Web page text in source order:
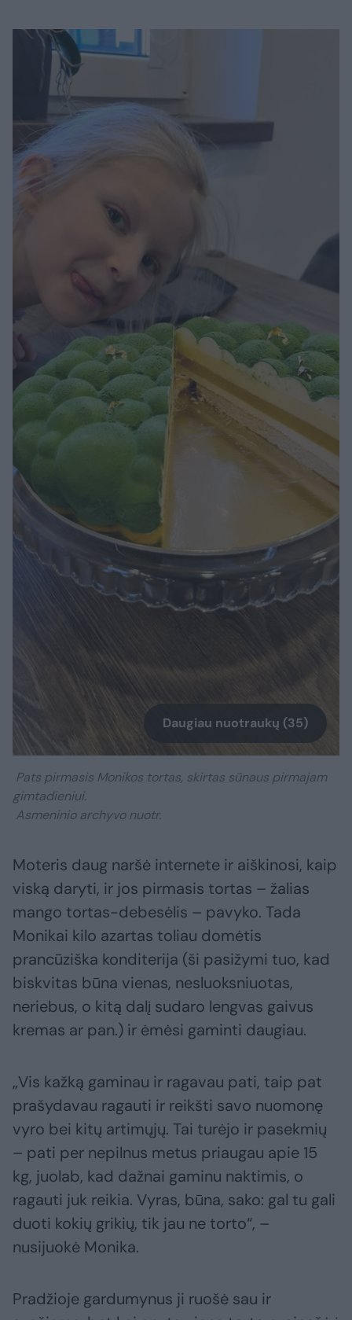
Daugiau nuotraukų (35)
Pats pirmasis Monikos tortas, skirtas sūnaus pirmajam
gimtadieniui.
Asmeninio archyvo nuotr.
Moteris daug naršė internete ir aiškinosi, kaip
viską daryti, ir jos pirmasis tortas – žalias
mango tortas-debesėlis – pavyko. Tada
Monikai kilo azartas toliau domėtis
prancūziška konditerija (ši pasižymi tuo, kad
biskvitas būna vienas, nesluoksniuotas,
neriebus, o kitą dalį sudaro lengvas gaivus
kremas ar pan.) ir ėmėsi gaminti daugiau.
„Vis kažką gaminau ir ragavau pati, taip pat
prašydavau ragauti ir reikšti savo nuomonę
vyro bei kitų artimųjų. Tai turėjo ir pasekmių
– pati per nepilnus metus priaugau apie 15
kg, juolab, kad dažnai gaminu naktimis, o
ragauti juk reikia. Vyras, būna, sako: gal tu gali
duoti kokių grikių, tik jau ne torto“, –
nusijuokė Monika.
Pradžioje gardumynus ji ruošė sau ir